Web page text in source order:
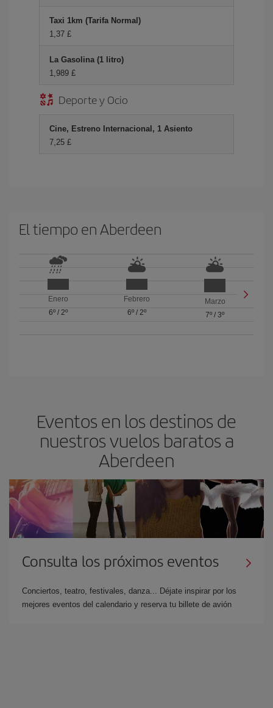
Taxi 1km (Tarifa Normal)
1,37 £
La Gasolina (1 litro)
1,989 £
Deporte y Ocio
Cine, Estreno Internacional, 1 Asiento
7,25 £
El tiempo en Aberdeen
Enero
6º/ 2º
Febrero
6º/ 2º
Marzo
7º /3º
Eventos en los destinos de
nuestros vuelos baratos a
Aberdeen
Consulta los próximos eventos
Conciertos, teatro, festivales, danza... Déjate inspirar por los
mejores eventos del calendario y reserva tu billete de avión